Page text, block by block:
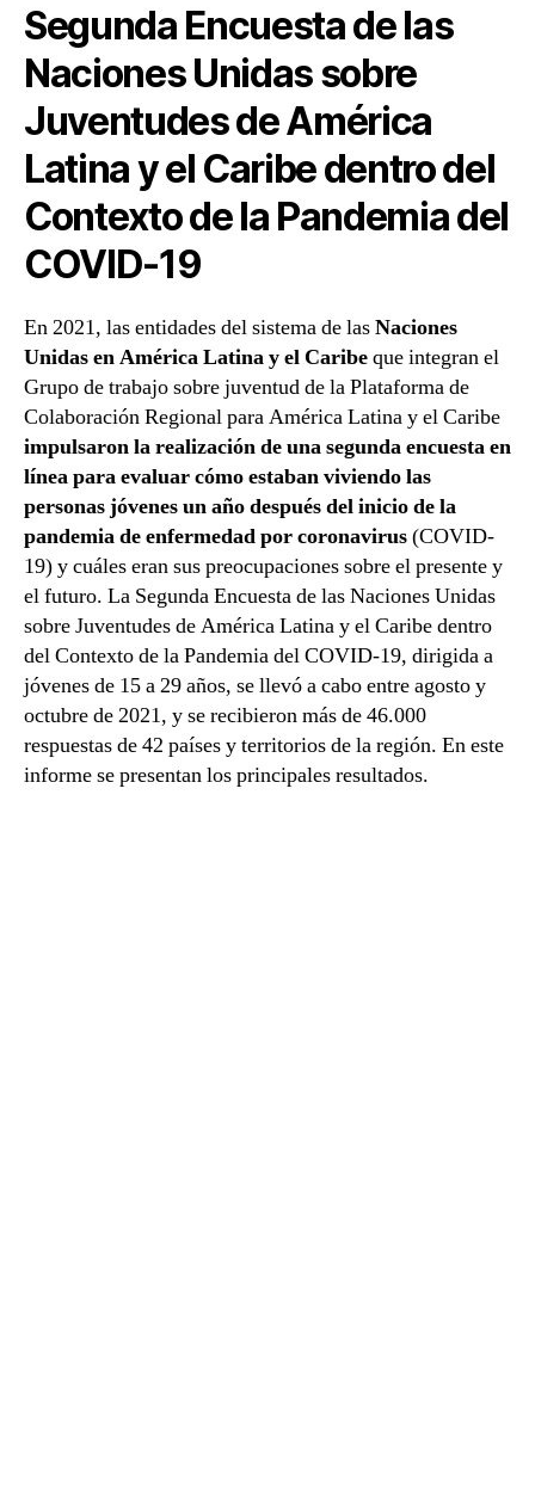
Segunda Encuesta de las
Naciones Unidas sobre
Juventudes de América
Latina y el Caribe dentro del
Contexto de la Pandemia del
COVID-19
En 2021, las entidades del sistema de lasNaciones
Unidas en América Latina y el Caribeque integran el
Grupo de trabajo sobre juventud de la Plataforma de
Colaboración Regional para América Latina y el Caribe
impulsaron la realización de una segunda encuesta en
línea para evaluar cómo estaban viviendo las
personas jóvenes un año después del inicio de la
pandemia de enfermedad por coronavirus(COVID-
19) y cuáles eran sus preocupaciones sobre el presente y
el futuro. La Segunda Encuesta de las Naciones Unidas
sobre Juventudes de América Latina y el Caribe dentro
del Contexto de la Pandemia del COVID-19, dirigida a
jóvenes de 15 a 29 años, se llevó a cabo entre agosto y
octubre de 2021, y se recibieron más de 46.000
respuestas de 42 países y territorios de la región. En este
informe se presentan los principales resultados.